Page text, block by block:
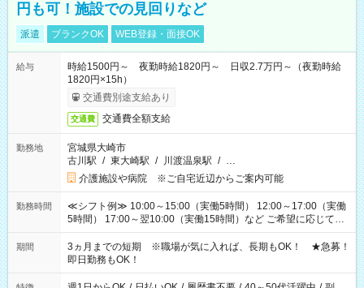
円も可！施設での見回りなど
派遣 ブランクOK WEB登録・面接OK
給与
時給1500円～ 夜勤時給1820円～ 日収2.7万円～（夜勤時給
1820円×15h）
交通費別途支給あり
交通費 交通費全額支給
勤務地
宮城県大崎市
古川駅 / 東大崎駅 / 川渡温泉駅 / …
介護施設や病院 ※ご自宅近辺からご案内可能
勤務時間
≪シフト例≫ 10:00～15:00（実働5時間） 12:00～17:00（実働
5時間） 17:00～翌10:00（実働15時間）など ご希望に応じて、
働く時間は調整できます！ お気軽に担当へ相談ください！
期間
3ヵ月までの短期 ※職場が気に入れば、長期もOK！ ★急募！
即日勤務もOK！